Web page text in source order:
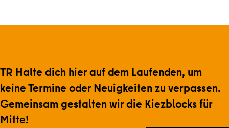
TR Halte dich hier auf dem Laufenden, um
keine Termine oder Neuigkeiten zu verpassen.
Gemeinsam gestalten wir die Kiezblocks für
Mitte!